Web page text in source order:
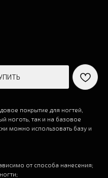
покрытие для ногтей,
ноготь, так и на базовое
можно использовать базу и
от способа нанесения;